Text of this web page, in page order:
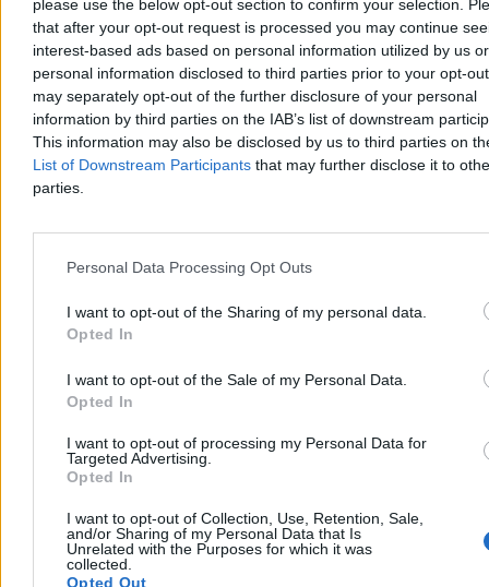
please use the below opt-out section to confirm your selection.
that after your opt-out request is processed you may continue
interest-based ads based on personal information utilized by us or
personal information disclosed to third parties prior to your opt-
may separately opt-out of the further disclosure of your personal
information by third parties on the IAB’s list of downstream
This information may also be disclosed by us to third parties on
List of Downstream Participants that may further disclose it to
parties.
Personal Data Processing Opt Outs
I want to opt-out of the Sharing of my personal data.
Opted In
I want to opt-out of the Sale of my Personal Data.
Opted In
I want to opt-out of processing my Personal Data for
Targeted Advertising.
Opted In
I want to opt-out of Collection, Use, Retention, Sale,
and/or Sharing of my Personal Data that Is
Unrelated with the Purposes for which it was
collected.
Opted Out
Łukasz Gibała, radny i założyciel stowarzyszenia Kraków dla
Mieszkańców, ogłosił na Rynku Głównym start w
przedterminowych wyborach prezydenta miasta. To jego czwarta
próba. Wybory odbędą się 27 września po tym, odwołano
Aleksandra Miszalskiego w referendum.
Tomasz Pałasz
Kraj